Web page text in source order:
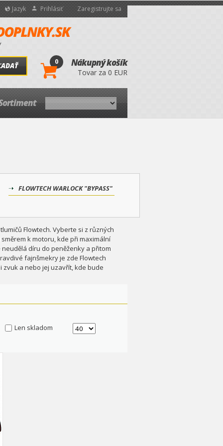
Jazyk Prihlásiť Zaregistrujte sa
0 Nákupný košík
Tovar za 0 EUR
FLOWTECH WARLOCK "BYPASS"
Flowtech. Vyberte si z různých
k motoru, kde při maximální
díru do peněženky a přitom
fajnšmekry je zde Flowtech
zvuk a nebo jej uzavřít, kde bude
Len skladom